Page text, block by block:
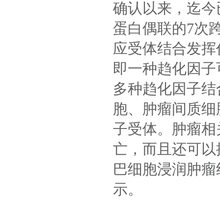
确认以来，迄
蛋白偶联的7次
应受体结合发
即一种趋化因
多种趋化因子
胞、肿瘤间质
子受体。肿瘤
亡，而且还可
巴细胞浸润肿
示。